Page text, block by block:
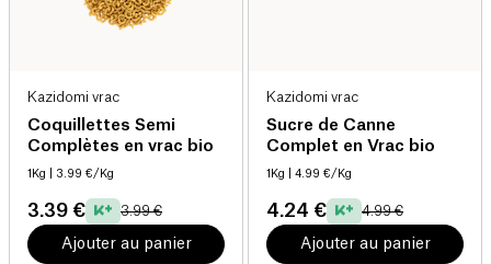
Kazidomi vrac
Coquillettes Semi
Complètes en vrac bio
1Kg | 3.99 €/Kg
3.39 € 3.99 €
Ajouter au panier
Kazidomi vrac
Sucre de Canne
Complet en Vrac bio
1Kg | 4.99 €/Kg
4.24 € 4.99 €
Ajouter au panier